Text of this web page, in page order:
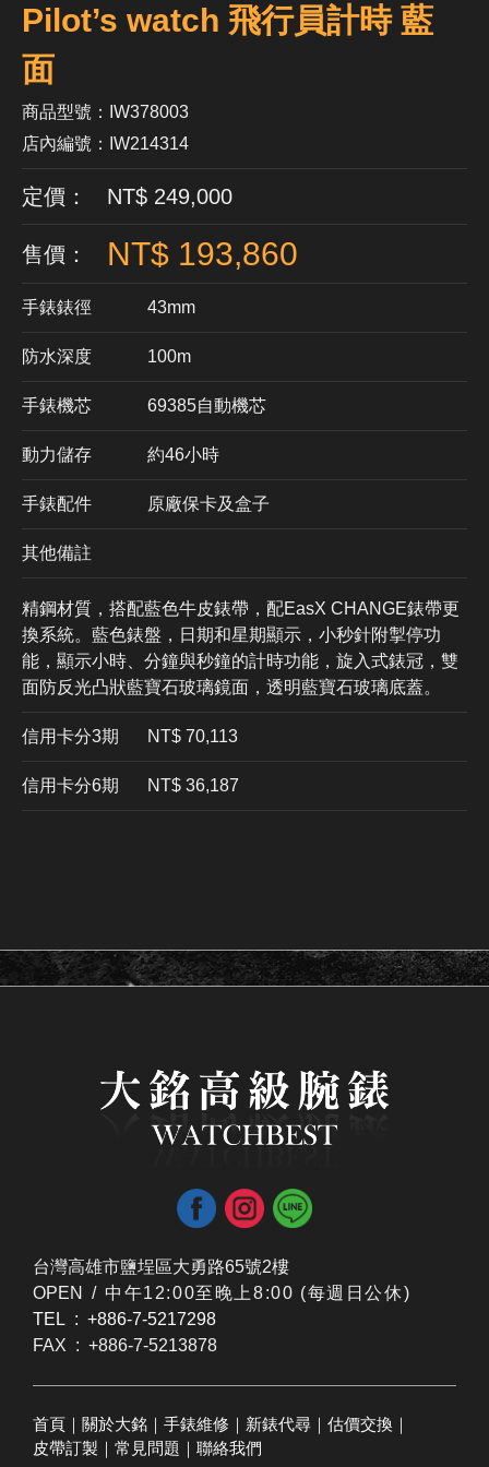
Pilot’s watch 飛行員計時 藍
面
商品型號：IW378003
店內編號：IW214314
定價： NT$ 249,000
售價： NT$ 193,860
手錶錶徑 43mm
防水深度 100m
手錶機芯 ​69385自動機芯
動力儲存 約46小時
手錶配件 原廠保卡及盒子
其他備註
精鋼材質，搭配藍色牛皮錶帶，配EasX CHANGE錶帶更
換系統。藍色錶盤，日期和星期顯示，小秒針附掣停功
能，顯示小時、分鐘與秒鐘的計時功能，旋入式錶冠，雙
面防反光凸狀藍寶石玻璃鏡面，透明藍寶石玻璃底蓋。
信用卡分3期 ​NT$ 70,113
信用卡分6期 NT$ 36,187
台灣高雄市鹽埕區大勇路65號2樓
OPEN / ​中午12:00至晚上8:00 (每週日公休)
TEL : +886-7-5217298
FAX : +886-7-5213878
首頁 ｜ 關於大銘 ｜ 手錶維修 ｜ 新錶代尋 ｜ 估價交換 ｜
皮帶訂製 ｜ 常見問題 ｜ 聯絡我們